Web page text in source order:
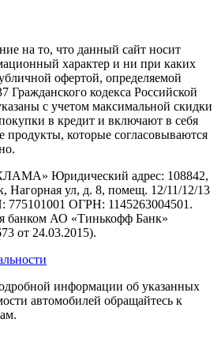
на то, что данный сайт носит
характер и ни при каких
офертой, определяемой
Гражданского кодекса Российской
с учетом максимальной скидки
в кредит и включают в себя
продукты, которые согласовываются
Юридический адрес: 108842,
Нагорная ул, д. 8, помещ. 12/11/12/13
ОГРН: 1145263004501.
банком АО «Тинькофф Банк»
от 24.03.2015).
информации об указанных
автомобилей обращайтесь к